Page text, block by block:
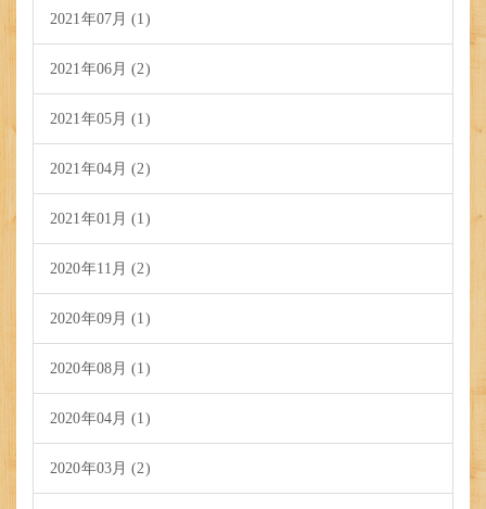
2021年07月 (1)
2021年06月 (2)
2021年05月 (1)
2021年04月 (2)
2021年01月 (1)
2020年11月 (2)
2020年09月 (1)
2020年08月 (1)
2020年04月 (1)
2020年03月 (2)